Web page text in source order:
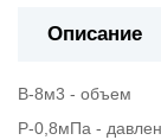
Описание
В-8м3 - объем
Р-0,8мПа -